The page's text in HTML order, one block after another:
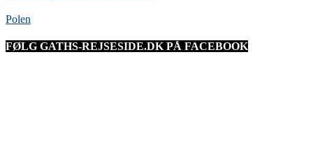
Polen
FØLG GATHS-REJSESIDE.DK PÅ FACEBOOK